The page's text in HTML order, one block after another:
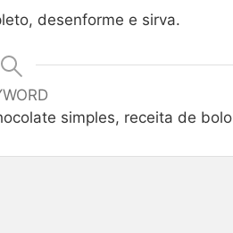
desenforme e sirva.
simples, receita de bolo